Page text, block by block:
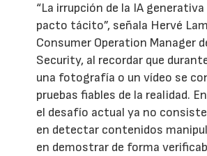
“La irrupción de la IA
pacto tácito”, señala Hervé
Consumer Operation Manager
Security, al recordar que
una fotografía o un vídeo se
pruebas fiables de la realidad.
el desafío actual ya no
en detectar contenidos
en demostrar de forma